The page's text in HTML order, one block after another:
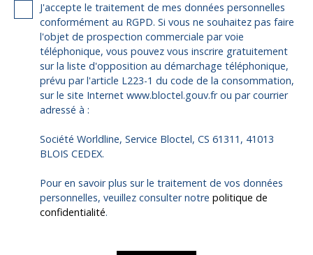
J'accepte le traitement de mes données personnelles
conformément au RGPD. Si vous ne souhaitez pas faire
l'objet de prospection commerciale par voie
téléphonique, vous pouvez vous inscrire gratuitement
sur la liste d'opposition au démarchage téléphonique,
prévu par l'article L223-1 du code de la consommation,
sur le site Internet www.bloctel.gouv.fr ou par courrier
adressé à :
Société Worldline, Service Bloctel, CS 61311, 41013
BLOIS CEDEX.
Pour en savoir plus sur le traitement de vos données
personnelles, veuillez consulter notre politique de
confidentialité.